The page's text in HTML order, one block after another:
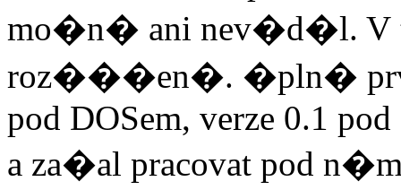
mo�n� ani nev�d�l. V
roz���en�. �pln�
pod DOSem, verze 0.1
a za�al pracovat pod